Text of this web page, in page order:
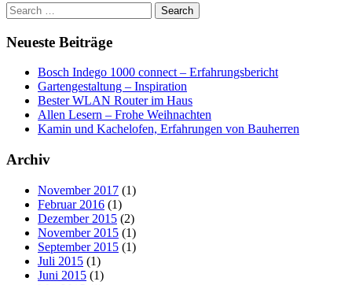
Search
for:
Neueste Beiträge
Bosch Indego 1000 connect – Erfahrungsbericht
Gartengestaltung – Inspiration
Bester WLAN Router im Haus
Allen Lesern – Frohe Weihnachten
Kamin und Kachelofen, Erfahrungen von Bauherren
Archiv
November 2017 (1)
Februar 2016 (1)
Dezember 2015 (2)
November 2015 (1)
September 2015 (1)
Juli 2015 (1)
Juni 2015 (1)